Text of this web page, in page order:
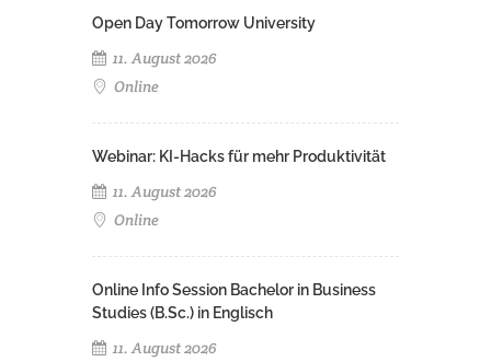
Open Day Tomorrow University
11. August 2026
Online
Webinar: KI-Hacks für mehr Produktivität
11. August 2026
Online
Online Info Session Bachelor in Business
Studies (B.Sc.) in Englisch
11. August 2026